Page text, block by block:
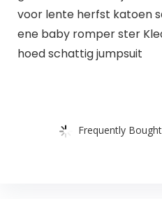
voor lente herfst katoen
ene baby romper ster
hoed schattig jumpsuit
Frequently